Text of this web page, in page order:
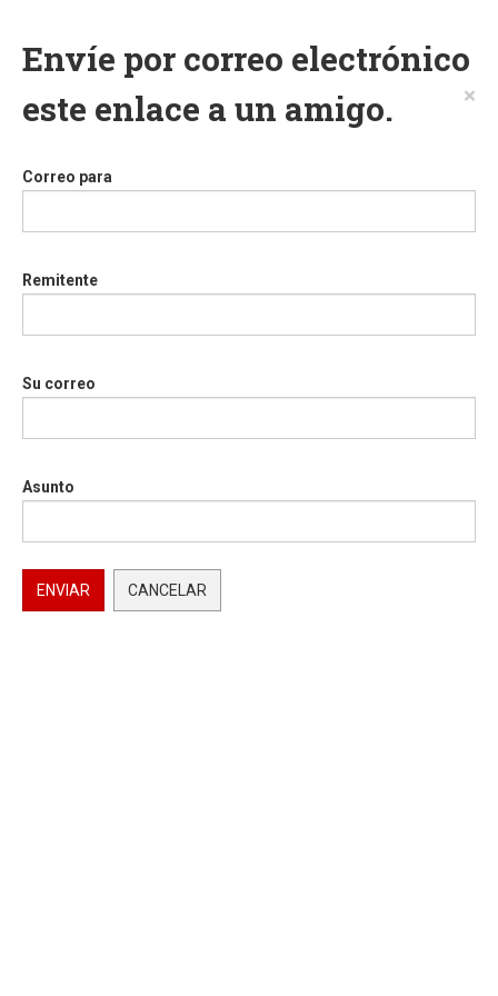
Envíe por correo electrónico
este enlace a un amigo.
×
Correo para
Remitente
Su correo
Asunto
ENVIAR CANCELAR